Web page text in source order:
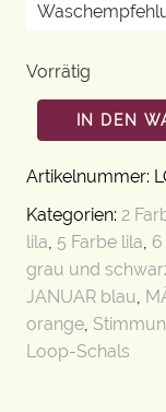
Vorrätig
IN DEN
Artikelnummer:
Kategorien: 2
lila 5 Farbe lila
grau und
JANUAR blau
orange
Loop-Schals